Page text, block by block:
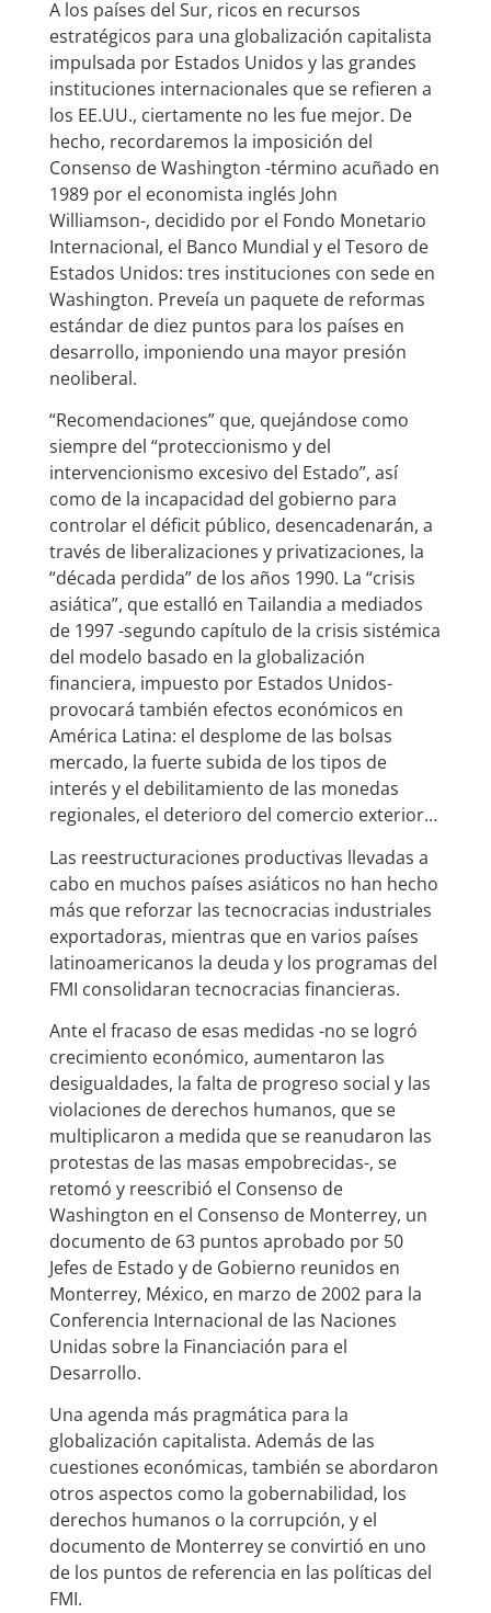
A los países del Sur, ricos en recursos
estratégicos para una globalización capitalista
impulsada por Estados Unidos y las grandes
instituciones internacionales que se refieren a
los EE.UU., ciertamente no les fue mejor. De
hecho, recordaremos la imposición del
Consenso de Washington -término acuñado en
1989 por el economista inglés John
Williamson-, decidido por el Fondo Monetario
Internacional, el Banco Mundial y el Tesoro de
Estados Unidos: tres instituciones con sede en
Washington. Preveía un paquete de reformas
estándar de diez puntos para los países en
desarrollo, imponiendo una mayor presión
neoliberal.
“Recomendaciones” que, quejándose como
siempre del “proteccionismo y del
intervencionismo excesivo del Estado”, así
como de la incapacidad del gobierno para
controlar el déficit público, desencadenarán, a
través de liberalizaciones y privatizaciones, la
“década perdida” de los años 1990. La “crisis
asiática”, que estalló en Tailandia a mediados
de 1997 -segundo capítulo de la crisis sistémica
del modelo basado en la globalización
financiera, impuesto por Estados Unidos-
provocará también efectos económicos en
América Latina: el desplome de las bolsas
mercado, la fuerte subida de los tipos de
interés y el debilitamiento de las monedas
regionales, el deterioro del comercio exterior…
Las reestructuraciones productivas llevadas a
cabo en muchos países asiáticos no han hecho
más que reforzar las tecnocracias industriales
exportadoras, mientras que en varios países
latinoamericanos la deuda y los programas del
FMI consolidaran tecnocracias financieras.
Ante el fracaso de esas medidas -no se logró
crecimiento económico, aumentaron las
desigualdades, la falta de progreso social y las
violaciones de derechos humanos, que se
multiplicaron a medida que se reanudaron las
protestas de las masas empobrecidas-, se
retomó y reescribió el Consenso de
Washington en el Consenso de Monterrey, un
documento de 63 puntos aprobado por 50
Jefes de Estado y de Gobierno reunidos en
Monterrey, México, en marzo de 2002 para la
Conferencia Internacional de las Naciones
Unidas sobre la Financiación para el
Desarrollo.
Una agenda más pragmática para la
globalización capitalista. Además de las
cuestiones económicas, también se abordaron
otros aspectos como la gobernabilidad, los
derechos humanos o la corrupción, y el
documento de Monterrey se convirtió en uno
de los puntos de referencia en las políticas del
FMI.